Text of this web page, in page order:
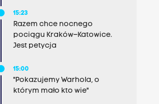
15:23
Razem chce nocnego
pociągu Kraków–Katowice.
Jest petycja
15:00
"Pokazujemy Warhola, o
którym mało kto wie"